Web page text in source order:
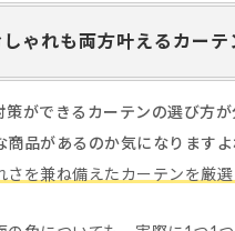
しゃれも両方叶えるカーテ
策ができるカーテンの選び方が
商品があるのか気になりますよ
さを兼ね備えたカーテンを厳